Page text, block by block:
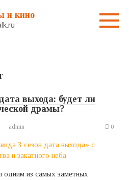
и кино
выхода: будет ли
драмы?
admin 0
из самых заметных